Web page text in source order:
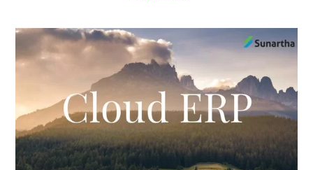
Kemitraan
Karier
Kontak